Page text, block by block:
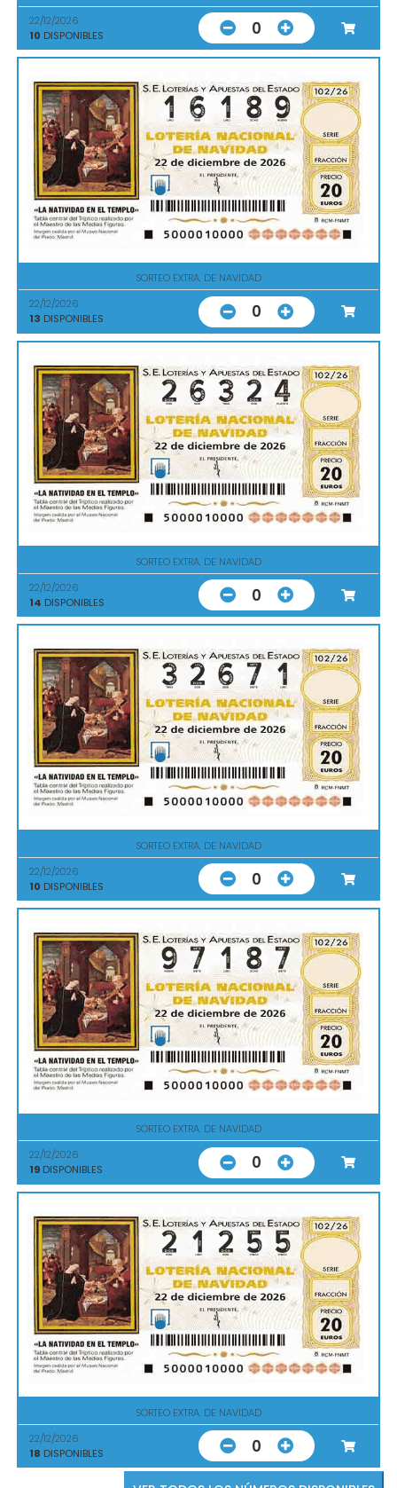
22/12/2026
10 DISPONIBLES 0
SORTEO EXTRA. DE NAVIDAD
22/12/2026
13 DISPONIBLES 0
SORTEO EXTRA. DE NAVIDAD
22/12/2026
14 DISPONIBLES 0
SORTEO EXTRA. DE NAVIDAD
22/12/2026
10 DISPONIBLES 0
SORTEO EXTRA. DE NAVIDAD
22/12/2026
19 DISPONIBLES 0
SORTEO EXTRA. DE NAVIDAD
22/12/2026
18 DISPONIBLES 0